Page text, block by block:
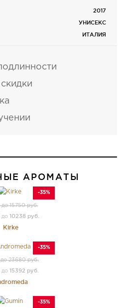
2017
УНИСЕКС
ИТАЛИЯ
АРОМАТЫ
-35%
до 15750 руб.
до 10238 руб.
Kirke
-35%
до 23680 руб.
до 15392 руб.
-35%